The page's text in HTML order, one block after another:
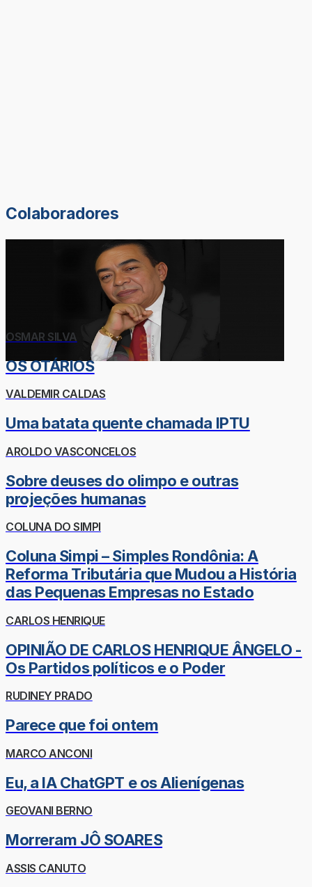
Colaboradores
OSMAR SILVA
OS OTÁRIOS
VALDEMIR CALDAS
Uma batata quente chamada IPTU
AROLDO VASCONCELOS
Sobre deuses do olimpo e outras
projeções humanas
COLUNA DO SIMPI
Coluna Simpi – Simples Rondônia: A
Reforma Tributária que Mudou a História
das Pequenas Empresas no Estado
CARLOS HENRIQUE
OPINIÃO DE CARLOS HENRIQUE ÂNGELO -
Os Partidos políticos e o Poder
RUDINEY PRADO
Parece que foi ontem
MARCO ANCONI
Eu, a IA ChatGPT e os Alienígenas
GEOVANI BERNO
Morreram JÔ SOARES
ASSIS CANUTO